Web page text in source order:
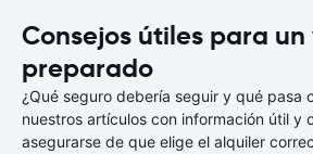
Consejos útiles para
preparado
¿Qué seguro debería seguir y qué pasa
nuestros artículos con información útil y
asegurarse de que elige el alquiler